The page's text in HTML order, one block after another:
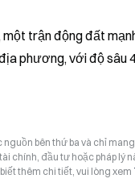
trận động đất
phương, với độ sâu
bên thứ ba và chỉ
chính, đầu tư hoặc pháp lý
thêm chi tiết, vui lòng xem